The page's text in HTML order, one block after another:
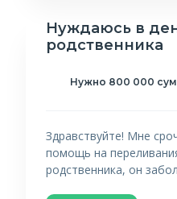
Нуждаюсь в
родственника
Нужно 800 000 сум
Здравствуйте! Мне
помощь на
родственника, он